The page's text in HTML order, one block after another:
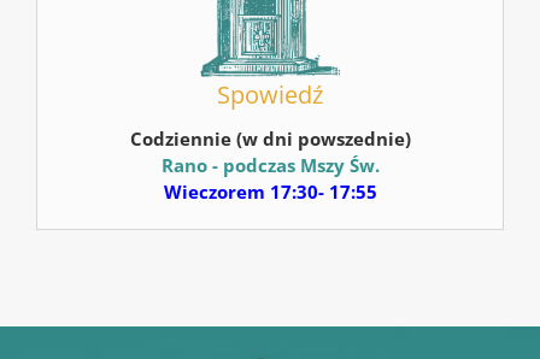
Spowiedź
Codziennie (w dni powszednie)
Rano - podczas Mszy Św.
Wieczorem 17:30- 17:55